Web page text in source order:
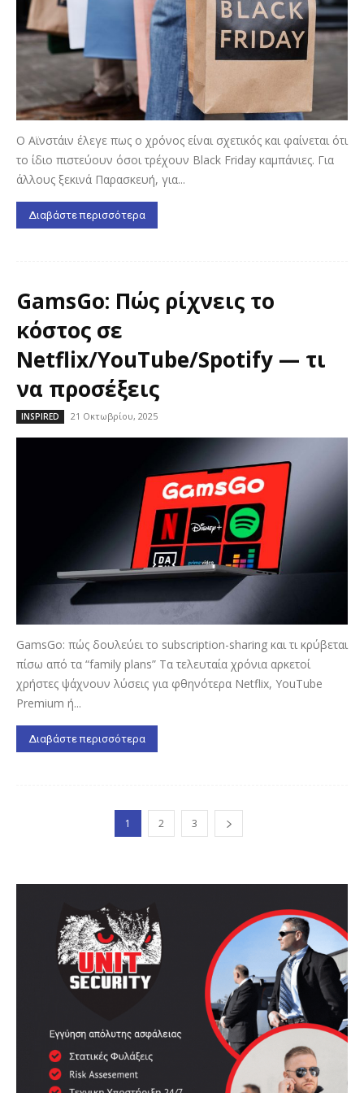
Ο Αϊνστάιν έλεγε πως ο χρόνος είναι σχετικός και φαίνεται ότι
το ίδιο πιστεύουν όσοι τρέχουν Black Friday καμπάνιες. Για
άλλους ξεκινά Παρασκευή, για...
Διαβάστε περισσότερα
GamsGo: Πώς ρίχνεις το
κόστος σε
Netflix/YouTube/Spotify — τι
να προσέξεις
INSPIRED 21 Οκτωβρίου, 2025
GamsGo: πώς δουλεύει το subscription-sharing και τι κρύβεται
πίσω από τα “family plans” Τα τελευταία χρόνια αρκετοί
χρήστες ψάχνουν λύσεις για φθηνότερα Netflix, YouTube
Premium ή...
Διαβάστε περισσότερα
1 2 3